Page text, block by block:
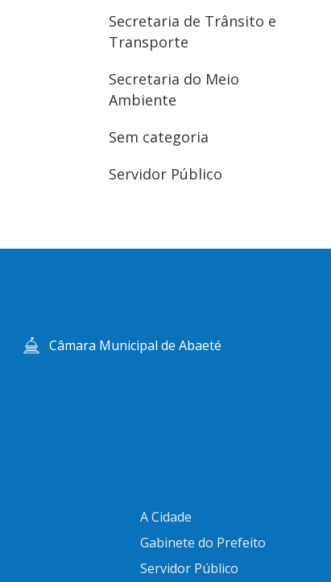
Secretaria de Trânsito e
Transporte
Secretaria do Meio
Ambiente
Sem categoria
Servidor Público
Câmara Municipal de Abaeté
A Cidade
Gabinete do Prefeito
Servidor Público